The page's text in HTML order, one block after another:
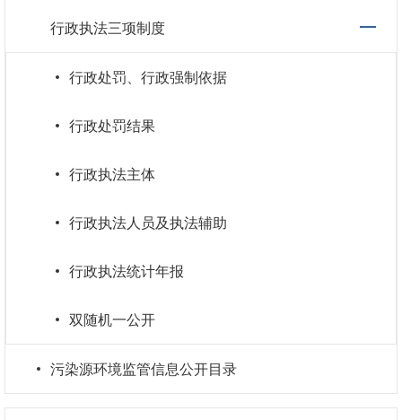
行政执法三项制度
行政处罚、行政强制依据
行政处罚结果
行政执法主体
行政执法人员及执法辅助
行政执法统计年报
双随机一公开
污染源环境监管信息公开目录